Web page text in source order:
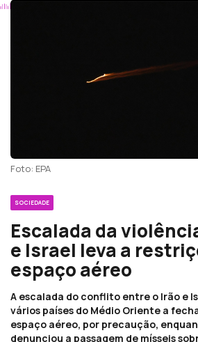
Foto: EPA
SOCIEDADE
Escalada da
e Israel leva a
espaço aéreo
A escalada do conflito entre o Irão e
vários países do Médio Oriente a
espaço aéreo, por precaução,
denunciou a passagem de mísseis